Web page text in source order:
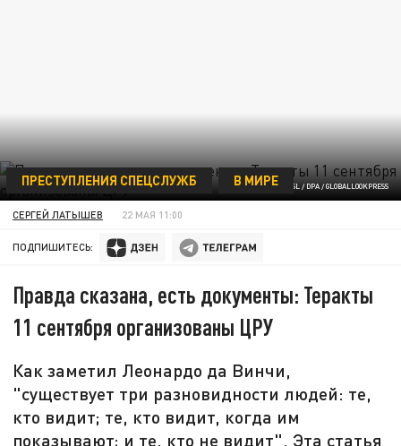
ФОТО: HUBERT BOESL / DPA / GLOBALLOOKPRESS
ПРЕСТУПЛЕНИЯ СПЕЦСЛУЖБ В МИРЕ
СЕРГЕЙ ЛАТЫШЕВ 22 МАЯ 11:00
ПОДПИШИТЕСЬ:
Правда сказана, есть документы: Теракты
11 сентября организованы ЦРУ
Как заметил Леонардо да Винчи,
"существует три разновидности людей: те,
кто видит; те, кто видит, когда им
показывают; и те, кто не видит". Эта статья